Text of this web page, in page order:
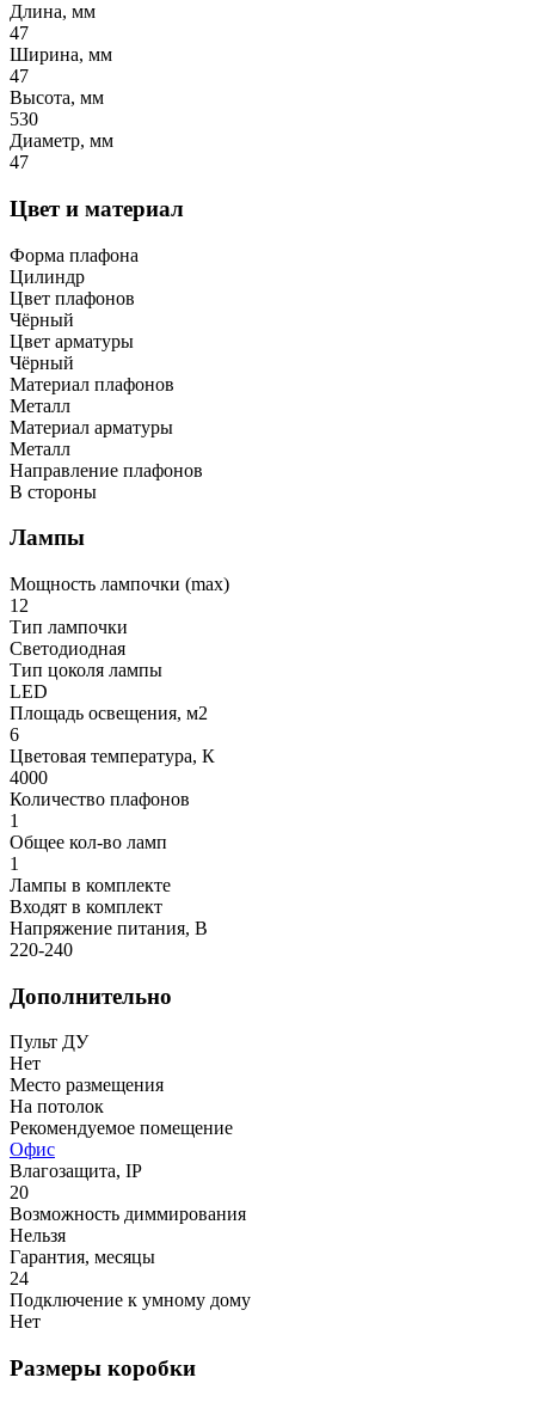
Длина, мм
47
Ширина, мм
47
Высота, мм
530
Диаметр, мм
47
Цвет и материал
Форма плафона
Цилиндр
Цвет плафонов
Чёрный
Цвет арматуры
Чёрный
Материал плафонов
Металл
Материал арматуры
Металл
Направление плафонов
В стороны
Лампы
Мощность лампочки (max)
12
Тип лампочки
Светодиодная
Тип цоколя лампы
LED
Площадь освещения, м2
6
Цветовая температура, К
4000
Количество плафонов
1
Общее кол-во ламп
1
Лампы в комплекте
Входят в комплект
Напряжение питания, В
220-240
Дополнительно
Пульт ДУ
Нет
Место размещения
На потолок
Рекомендуемое помещение
Офис
Влагозащита, IP
20
Возможность диммирования
Нельзя
Гарантия, месяцы
24
Подключение к умному дому
Нет
Размеры коробки